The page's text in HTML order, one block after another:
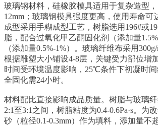
玻璃钢材料，硅橡胶模具适用于复杂造型
12mm；玻璃钢模具强度更高，使用寿命可
成型采用手糊成型工艺，树脂选用196#或
脂，配合过氧化甲乙酮固化剂（添加量
（添加量0.5%-1%）。玻璃纤维布采用
根据雕塑大小铺设4-8层，关键受力部位增
时间受环境温度影响，25℃条件下初凝时间
全固化需24小时。
材料配比直接影响成品质量。树脂与玻璃
2:1至3:1之间，树脂粘度为0.4-0.6Pa·s。为
砂（粒径0.1-0.3mm）作为填料，添加量不